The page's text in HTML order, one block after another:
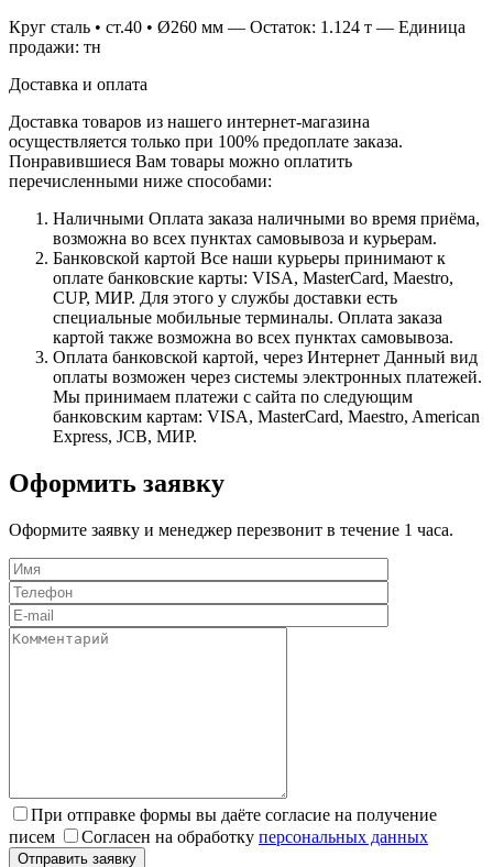
Круг сталь • ст.40 • Ø260 мм — Остаток: 1.124 т — Единица
продажи: тн
Доставка и оплата
Доставка товаров из нашего интернет-магазина
осуществляется только при 100% предоплате заказа.
Понравившиеся Вам товары можно оплатить
перечисленными ниже способами:
Наличными Оплата заказа наличными во время приёма,
возможна во всех пунктах самовывоза и курьерам.
Банковской картой Все наши курьеры принимают к
оплате банковские карты: VISA, MasterCard, Maestro,
CUP, МИР. Для этого у службы доставки есть
специальные мобильные терминалы. Оплата заказа
картой также возможна во всех пунктах самовывоза.
Оплата банковской картой, через Интернет Данный вид
оплаты возможен через системы электронных платежей.
Мы принимаем платежи с сайта по следующим
банковским картам: VISA, MasterCard, Maestro, American
Express, JCB, МИР.
Оформить заявку
Оформите заявку и менеджер перезвонит в течение 1 часа.
При отправке формы вы даёте согласие на получение
писем
Согласен на обработку персональных данных